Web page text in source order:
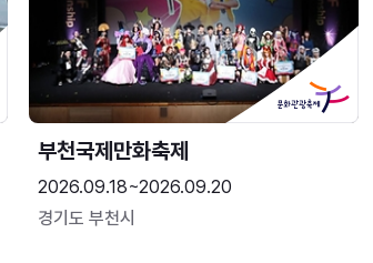
부천국제만화축제
2026.09.18~2026.09.20
경기도 부천시